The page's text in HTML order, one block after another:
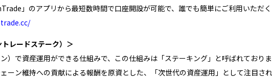
」のアプリから最短数時間で口座開設が可能で、誰でも簡単にご利用いただく
レードステーク）＞
）で資産運用ができる仕組みで、この仕組みは「ステーキング」と呼ばれており
ーン維持への貢献による報酬を原資とした、「次世代の資産運用」として注目され